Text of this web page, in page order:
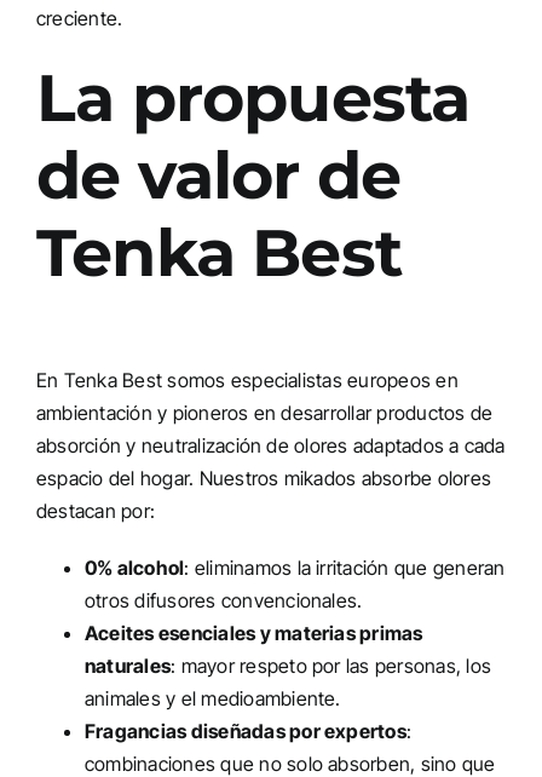
creciente.
La propuesta
de valor de
Tenka Best
En Tenka Best somos especialistas europeos en
ambientación y pioneros en desarrollar productos de
absorción y neutralización de olores adaptados a cada
espacio del hogar. Nuestros mikados absorbe olores
destacan por:
0% alcohol: eliminamos la irritación que generan
otros difusores convencionales.
Aceites esenciales y materias primas
naturales: mayor respeto por las personas, los
animales y el medioambiente.
Fragancias diseñadas por expertos:
combinaciones que no solo absorben, sino que